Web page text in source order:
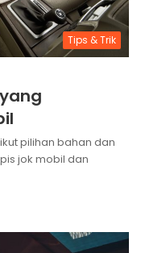
Tips & Trik
pilihan bahan dan
jok mobil dan